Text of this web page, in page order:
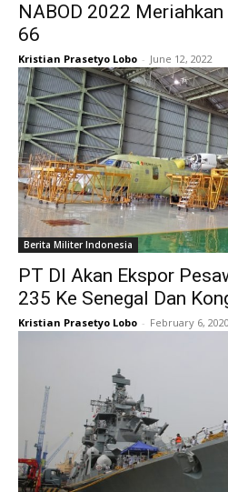
NABOD 2022
66
Kristian Prasetyo Lobo - June 12, 2022
Berita Militer Indonesia
PT DI Akan Ekspor
235 Ke Senegal Dan
Kristian Prasetyo Lobo - February 6, 2020